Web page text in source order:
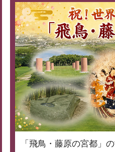
「飛鳥・藤原の宮都」